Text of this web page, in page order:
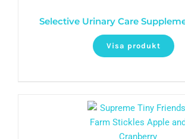
Selective Urinary Care
Visa produkt